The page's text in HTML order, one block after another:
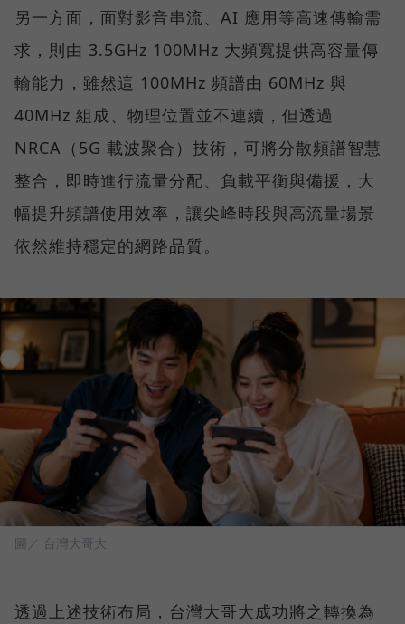
另一方面，面對影音串流、AI 應用等高速傳輸需
求，則由 3.5GHz 100MHz 大頻寬提供高容量傳
輸能力，雖然這 100MHz 頻譜由 60MHz 與
40MHz 組成、物理位置並不連續，但透過
NRCA（5G 載波聚合）技術，可將分散頻譜智慧
整合，即時進行流量分配、負載平衡與備援，大
幅提升頻譜使用效率，讓尖峰時段與高流量場景
依然維持穩定的網路品質。
圖／ 台灣大哥大
透過上述技術布局，台灣大哥大成功將之轉換為